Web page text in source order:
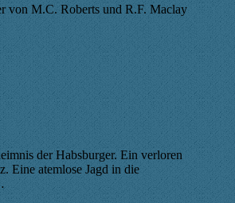
von M.C. Roberts und R.F. Maclay
der Habsburger. Ein verloren
Eine atemlose Jagd in die